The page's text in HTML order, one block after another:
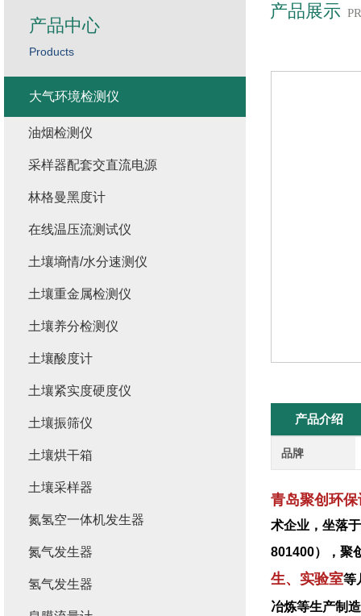
产品展示
产品介绍
品牌
青岛聚创环
术企业，坐落
801400），聚
生、实验室等
冶炼等生产制
产品中心
Products
大气环境检测仪
油烟检测仪
采样器配套交直流电源
林格曼黑度计
在线温压流测试仪
土壤墒情/水分速测仪
土壤重金属检测仪
土壤养分检测仪
土壤酸度计
土壤紧实度硬度仪
土壤振筛仪
土壤烘干箱
土壤采样器
氮氢空一体机发生器
氮气发生器
氢气发生器